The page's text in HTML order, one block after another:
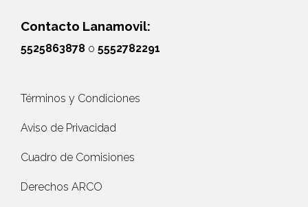
Contacto Lanamovil:
5525863878 o 5552782291
Términos y Condiciones
Aviso de Privacidad
Cuadro de Comisiones
Derechos ARCO